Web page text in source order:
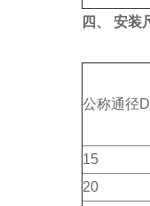
四、 安装
公称通径
15
20